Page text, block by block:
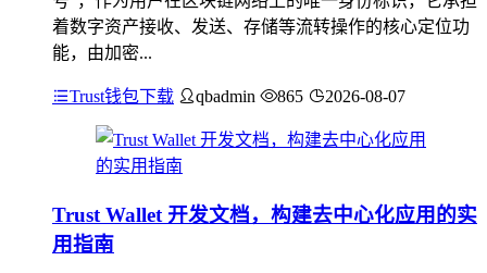
着数字资产接收、发送、存储等流转操作的核心定位功
能，由加密...
Trust钱包下载 qbadmin 865 2026-08-07
Trust Wallet 开发文档，构建去中心化应用的实
用指南